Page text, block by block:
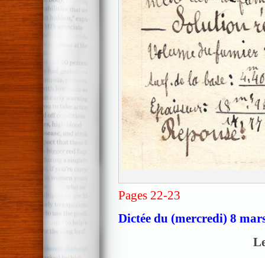
Pages 22-23
Dictée du (mercredi) 8